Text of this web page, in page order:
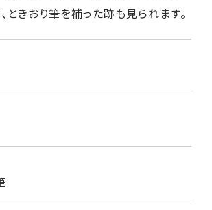
ときおり筆を補った跡も見られます。